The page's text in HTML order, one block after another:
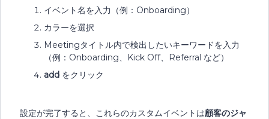
イベント名を入力（例：Onboarding）
カラーを選択
Meetingタイトル内で検出したいキーワードを入力
（例：Onboarding、Kick Off、Referral など）
add をクリック
設定が完了すると、これらのカスタムイベントは顧客のジャ